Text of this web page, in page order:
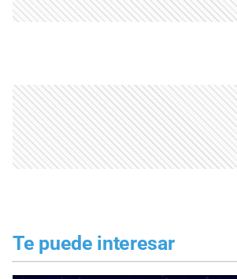
Te puede interesar